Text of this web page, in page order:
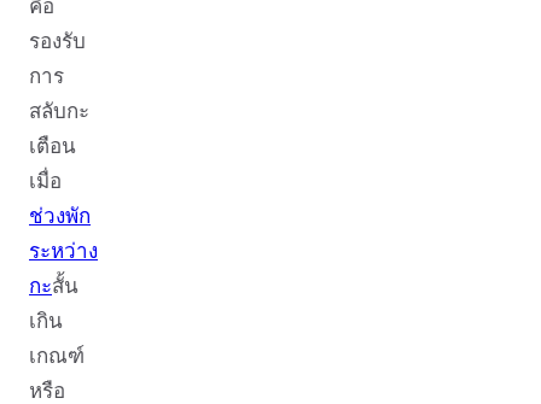
คือ
รองรับ
การ
สลับกะ
เตือน
เมื่อ
ช่วงพัก
ระหว่าง
กะสั้น
เกิน
เกณฑ์
หรือ